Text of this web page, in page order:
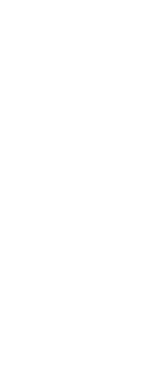
Berani